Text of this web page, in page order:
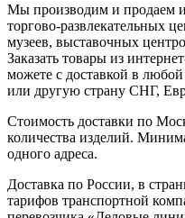
Мы производим и продаем
торгово-развлекательных
музеев, выставочных
Заказать товары из
можете с доставкой в
или другую страну СНГ,
Стоимость доставки по
количества изделий.
одного адреса.
Доставка по России, в
тарифов транспортной